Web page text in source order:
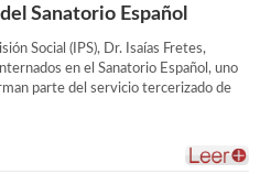
Sanatorio Español
Social (IPS), Dr. Isaías Fretes,
en el Sanatorio Español, uno
parte del servicio tercerizado de